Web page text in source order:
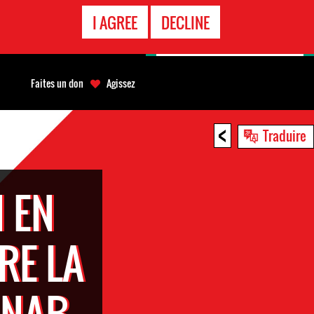
I AGREE DECLINE
< Traduire
LA
Faites un don Agissez
D'URGENCE